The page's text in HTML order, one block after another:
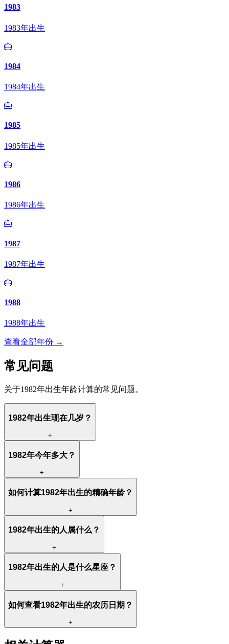
1983
1983年出生
🎂
1984
1984年出生
🎂
1985
1985年出生
🎂
1986
1986年出生
🎂
1987
1987年出生
🎂
1988
1988年出生
查看全部年份 →
常见问题
关于1982年出生年龄计算的常见问题。
1982年出生现在几岁？
+
1982年今年多大？
+
如何计算1982年出生的精确年龄？
+
1982年出生的人属什么？
+
1982年出生的人是什么星座？
+
如何查看1982年出生的农历日期？
+